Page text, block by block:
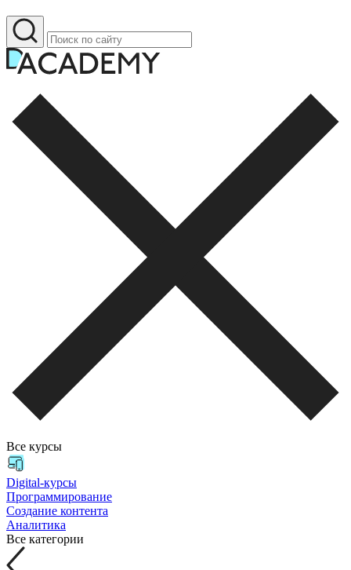
Все курсы
Digital-курсы
Программирование
Создание контента
Аналитика
Все категории